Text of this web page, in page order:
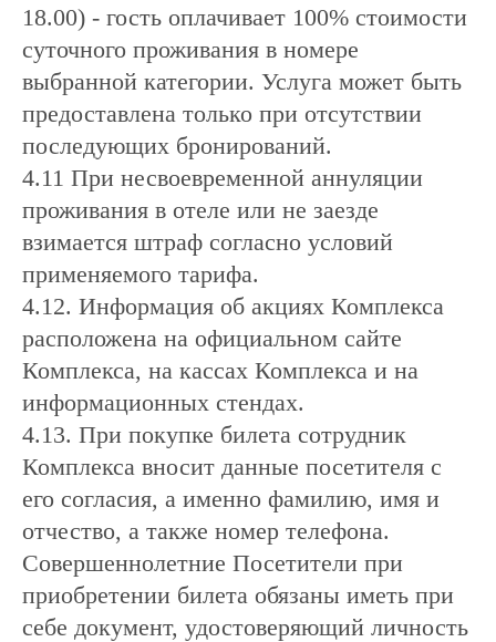
18.00) - гость оплачивает 100% стоимости
суточного проживания в номере
выбранной категории. Услуга может быть
предоставлена только при отсутствии
последующих бронирований.
4.11 При несвоевременной аннуляции
проживания в отеле или не заезде
взимается штраф согласно условий
применяемого тарифа.
4.12. Информация об акциях Комплекса
расположена на официальном сайте
Комплекса, на кассах Комплекса и на
информационных стендах.
4.13. При покупке билета сотрудник
Комплекса вносит данные посетителя с
его согласия, а именно фамилию, имя и
отчество, а также номер телефона.
Совершеннолетние Посетители при
приобретении билета обязаны иметь при
себе документ, удостоверяющий личность